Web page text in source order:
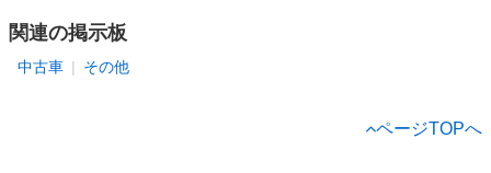
関連の掲示板
中古車 その他
ページTOPへ